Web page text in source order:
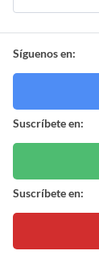
Síguenos en:
Suscríbete en:
Suscríbete en: